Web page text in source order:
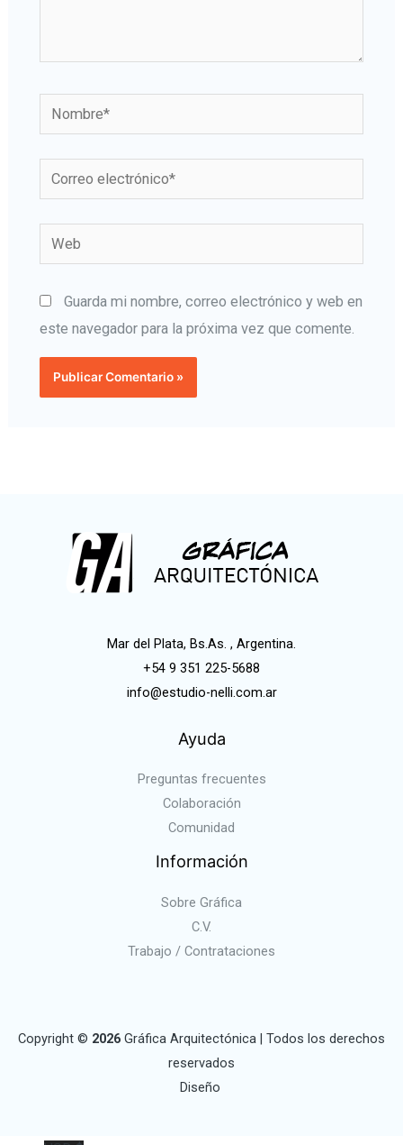
Nombre*
Correo
electrónico*
Web
Guarda mi nombre, correo electrónico y web en
este navegador para la próxima vez que comente.
Mar del Plata, Bs.As. , Argentina.
+54 9 351 225-5688
info@estudio-nelli.com.ar
Ayuda
Preguntas frecuentes
Colaboración
Comunidad
Información
Sobre Gráfica
C.V.
Trabajo / Contrataciones
Copyright © 2026 Gráfica Arquitectónica | Todos los derechos
reservados
Diseño